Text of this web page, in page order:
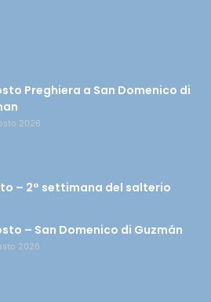
Preghiera a San Domenico di
2026
– 2° settimana del salterio
– San Domenico di Guzmán
2026